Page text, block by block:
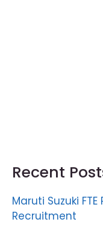
Recent
Maruti Suzuki
Recruitment